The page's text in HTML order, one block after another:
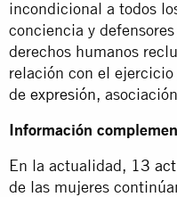
incondicional a todos
conciencia y
derechos humanos
relación con el
de expresión,
Información
En la actualidad, 13
de las mujeres